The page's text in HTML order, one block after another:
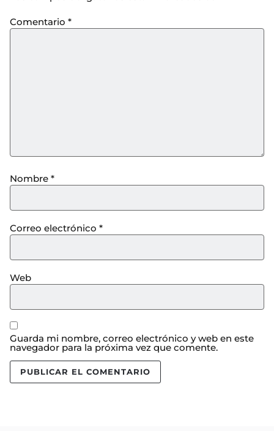
Comentario *
Nombre *
Correo electrónico *
Web
Guarda mi nombre, correo electrónico y web en este
navegador para la próxima vez que comente.